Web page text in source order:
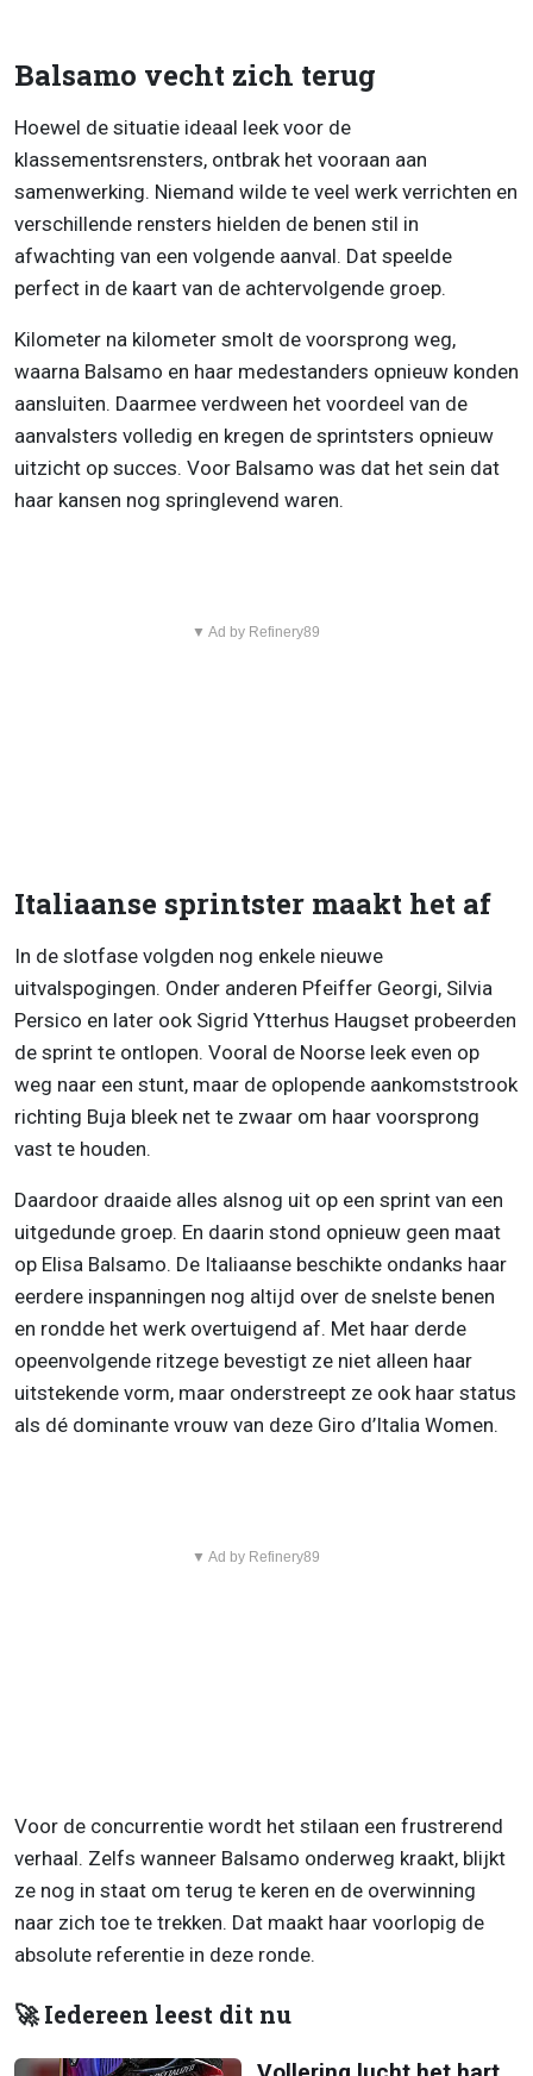
Balsamo vecht zich terug
Hoewel de situatie ideaal leek voor de
klassementsrensters, ontbrak het vooraan aan
samenwerking. Niemand wilde te veel werk verrichten en
verschillende rensters hielden de benen stil in
afwachting van een volgende aanval. Dat speelde
perfect in de kaart van de achtervolgende groep.
Kilometer na kilometer smolt de voorsprong weg,
waarna Balsamo en haar medestanders opnieuw konden
aansluiten. Daarmee verdween het voordeel van de
aanvalsters volledig en kregen de sprintsters opnieuw
uitzicht op succes. Voor Balsamo was dat het sein dat
haar kansen nog springlevend waren.
▼ Ad by Refinery89
Italiaanse sprintster maakt het af
In de slotfase volgden nog enkele nieuwe
uitvalspogingen. Onder anderen Pfeiffer Georgi, Silvia
Persico en later ook Sigrid Ytterhus Haugset probeerden
de sprint te ontlopen. Vooral de Noorse leek even op
weg naar een stunt, maar de oplopende aankomststrook
richting Buja bleek net te zwaar om haar voorsprong
vast te houden.
Daardoor draaide alles alsnog uit op een sprint van een
uitgedunde groep. En daarin stond opnieuw geen maat
op Elisa Balsamo. De Italiaanse beschikte ondanks haar
eerdere inspanningen nog altijd over de snelste benen
en rondde het werk overtuigend af. Met haar derde
opeenvolgende ritzege bevestigt ze niet alleen haar
uitstekende vorm, maar onderstreept ze ook haar status
als dé dominante vrouw van deze Giro d’Italia Women.
▼ Ad by Refinery89
Voor de concurrentie wordt het stilaan een frustrerend
verhaal. Zelfs wanneer Balsamo onderweg kraakt, blijkt
ze nog in staat om terug te keren en de overwinning
naar zich toe te trekken. Dat maakt haar voorlopig de
absolute referentie in deze ronde.
🚀 Iedereen leest dit nu